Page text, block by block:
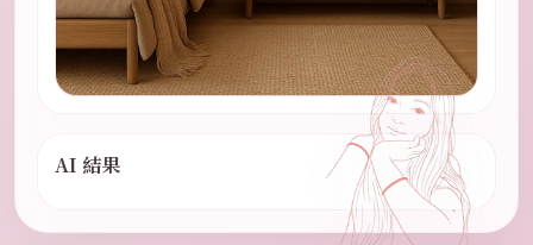
AI 結果